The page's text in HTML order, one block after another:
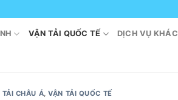
VẬN TẢI QUỐC TẾ DỊCH VỤ KHÁC
TẢI CHÂU Á,VẬN TẢI QUỐC TẾ